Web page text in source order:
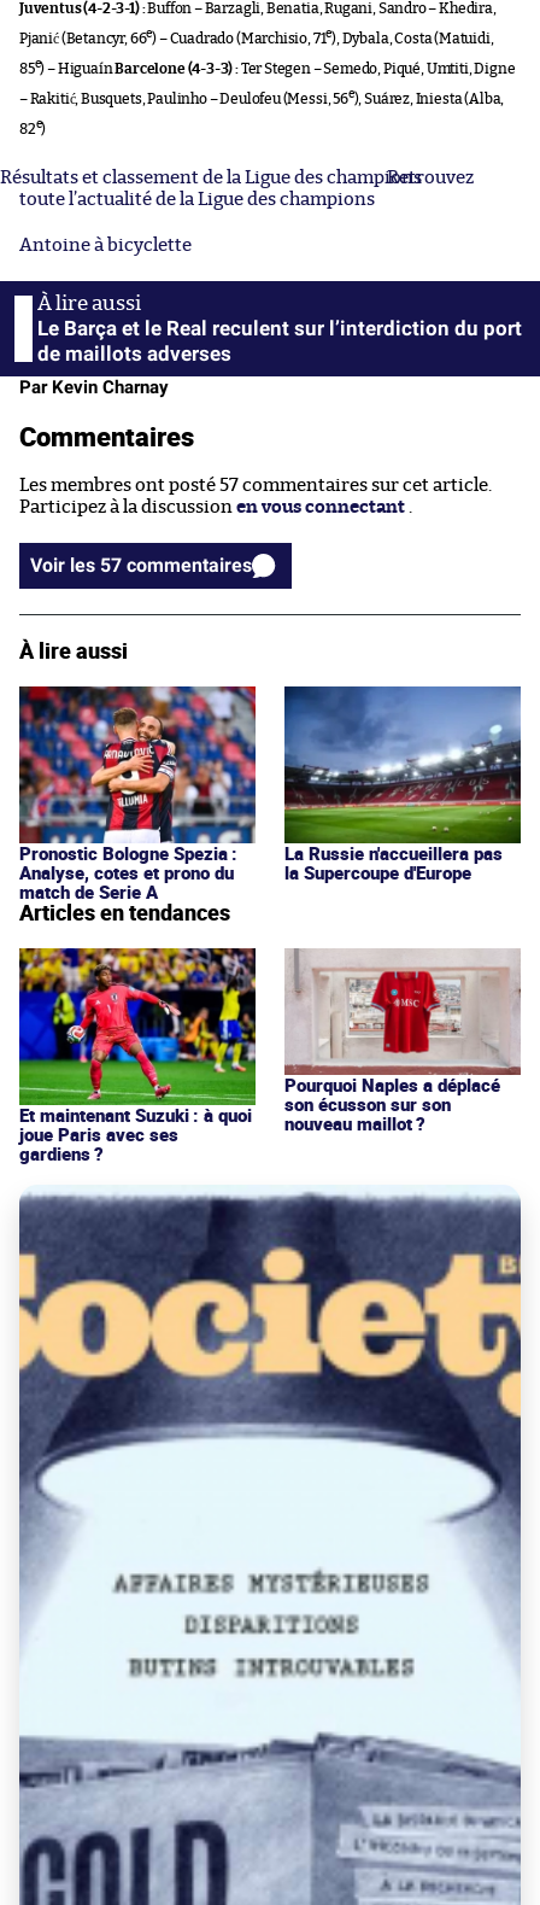
Juventus (4-2-3-1) :Buffon – Barzagli, Benatia, Rugani, Sandro – Khedira,
Pjanić (Betancyr, 66e) – Cuadrado (Marchisio, 71e), Dybala, Costa (Matuidi,
85e) – HiguaínBarcelone (4-3-3) :Ter Stegen – Semedo, Piqué, Umtiti, Digne
– Rakitić, Busquets, Paulinho – Deulofeu (Messi, 56e), Suárez, Iniesta (Alba,
82e)
Résultats et classement de la Ligue des championsRetrouvez
toute l’actualité de la Ligue des champions
Antoine à bicyclette
Le Barça et le Real reculent sur l’interdiction du port
de maillots adverses
Par Kevin Charnay
Commentaires
Les membres ont posté 57 commentaires sur cet article.
Participez à la discussion en vous connectant
Voir les 57 commentaires
À lire aussi
Pronostic Bologne Spezia :
Analyse, cotes et prono du
match de Serie A
La Russie n'accueillera pas
la Supercoupe d'Europe
Articles en tendances
Et maintenant Suzuki : à quoi
joue Paris avec ses
gardiens ?
Pourquoi Naples a déplacé
son écusson sur son
nouveau maillot ?